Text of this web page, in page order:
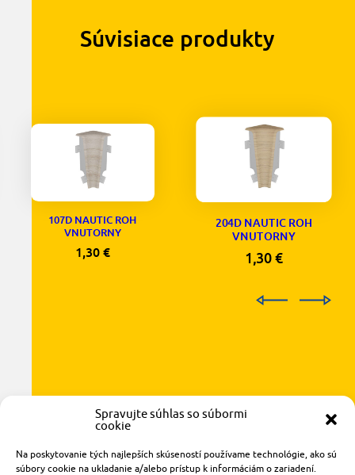
Spravujte súhlas so súbormi
cookie
Na poskytovanie tých najlepších skúseností používame technológie, ako sú
súbory cookie na ukladanie a/alebo prístup k informáciám o zariadení.
Súvisiace produkty
107D NAUTIC ROH
VNUTORNY
1,30 €
204D NAUTIC ROH
VNUTORNY
1,30€
Radlinského 1611/14
921 01 Piešťany